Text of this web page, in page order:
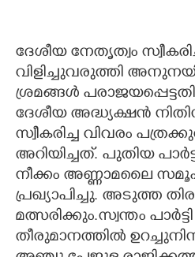
ദേശീയ നേതൃത്വം
വിളിച്ചുവരുത്തി
ശ്രമങ്ങൾ
ദേശീയ അദ്ധ്യക്ഷൻ
സ്വീകരിച്ച വിവരം
അറിയിച്ചത്. പുതിയ
നീക്കം അണ്ണാമലൈ
പ്രഖ്യാപിച്ചു. അടുത്ത
മത്സരിക്കും.സ്വന്തം
തീരുമാനത്തിൽ